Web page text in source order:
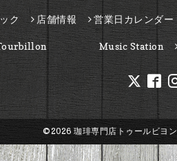
ク 店舗情報 営業日カレンダー
Music Station
©2026 珈琲専門店トゥールビヨン